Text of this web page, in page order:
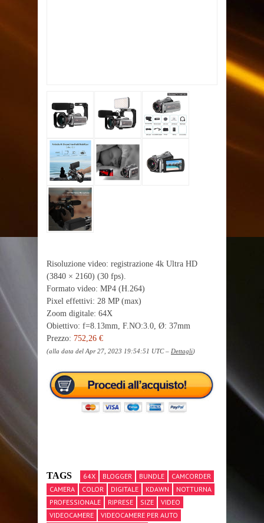
Risoluzione video: registrazione 4k Ultra HD
(3840 × 2160) (30 fps).
Formato video: MP4 (H.264)
Pixel effettivi: 28 MP (max)
Zoom digitale: 64X
Obiettivo: f=8.13mm, F.NO:3.0, Ø: 37mm
Prezzo: 752,26 €
(alla data del Apr 27, 2023 19:54:51 UTC – Dettagli)
TAGS 64X BLOGGER BUNDLE
CAMCORDER
CAMERA
COLOR DIGITALE KDAWN
NOTTURNA
PROFESSIONALE
RIPRESE SIZE
VIDEO
VIDEOCAMERE
VIDEOCAMERE PER AUTO